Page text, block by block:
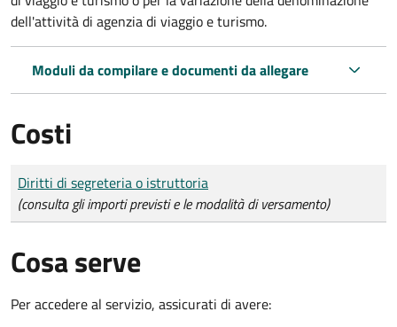
dell'attività di agenzia di viaggio e turismo.
Moduli da compilare e documenti da allegare
Costi
Tipo di pagamento
Importo
Diritti di segreteria o istruttoria
(consulta gli importi previsti e le modalità di versamento)
Cosa serve
Per accedere al servizio, assicurati di avere: